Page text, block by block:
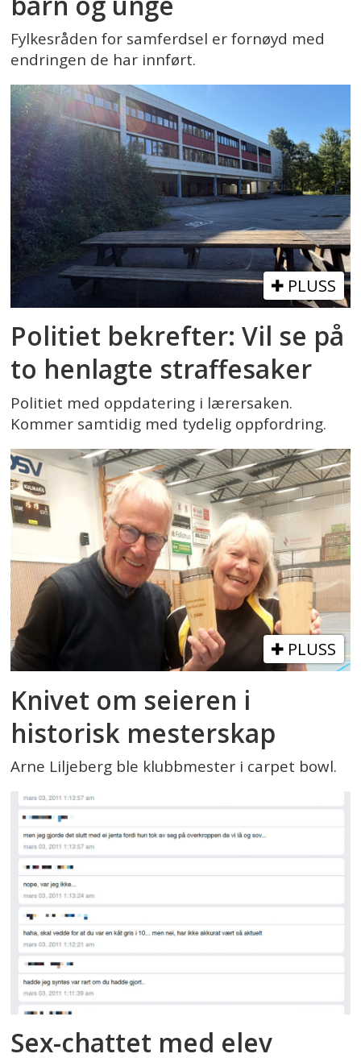
Fylkesråden for samferdsel er fornøyd med
endringen de har innført.
PLUSS
Politiet bekrefter: Vil se på
to henlagte straffesaker
Politiet med oppdatering i lærersaken.
Kommer samtidig med tydelig oppfordring.
PLUSS
Knivet om seieren i
historisk mesterskap
Arne Liljeberg ble klubbmester i carpet bowl.
Sex-chattet med elev